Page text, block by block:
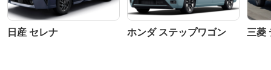
日産 セレナ ホンダ ステップワゴン 三菱